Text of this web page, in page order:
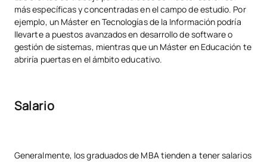
más específicas y concentradas en el campo de estudio. Por
ejemplo, un Máster en Tecnologías de la Información podría
llevarte a puestos avanzados en desarrollo de software o
gestión de sistemas, mientras que un Máster en Educación te
abriría puertas en el ámbito educativo.
Salario
Generalmente, los graduados de MBA tienden a tener salarios